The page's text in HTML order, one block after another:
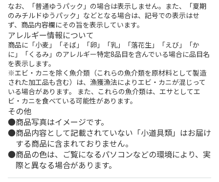
なお、「普通ゆうパック」の場合は表示しません。また、「夏期
のみチルドゆうパック」などとなる場合は、記号での表示はせ
ず、商品内容欄にその旨を表示しています。
アレルギー情報について
商品に「小麦」「そば」「卵」「乳」「落花生」「えび」「か
に」「くるみ」のアレルギー特定8品目を含んでいる場合に品目名
を表示します。
※エビ・カニを除く魚介類（これらの魚介類を原材料として製造
された加工品も含む）は、漁獲漁法によりエビ・カニが混じって
いる場合があります。 また、これらの魚介類は、エサとしてエ
ビ・カニを食べている可能性があります。
その他
商品写真はイメージです。
商品内容として記載されていない「小道具類」はお届け
する商品に含まれておりません。
商品の色は、ご覧になるパソコンなどの環境により、実
際と異なる場合があります。